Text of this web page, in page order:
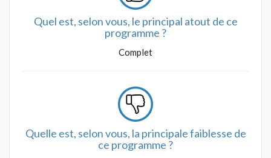
Quel est, selon vous, le principal atout de ce
programme ?
Complet
Quelle est, selon vous, la principale faiblesse de
ce programme ?